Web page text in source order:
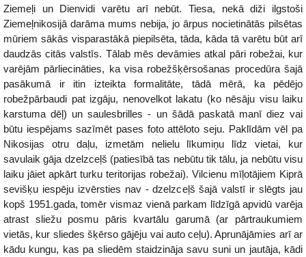
Ziemeļi un Dienvidi varētu arī nebūt. Tiesa, nekā diži ilgstoši
Ziemeļnikosijā darāma mums nebija, jo ārpus nocietinātās pilsētas
mūriem sākās visparastākā piepilsēta, tāda, kāda tā varētu būt arī
daudzās citās valstīs. Tālab mēs devāmies atkal pāri robežai, kur
varējām pārliecināties, ka visa robežšķērsošanas procedūra šajā
pasākumā ir itin izteikta formalitāte, tādā mērā, ka pēdējo
robežpārbaudi pat izgāju, nenovelkot lakatu (ko nēsāju visu laiku
karstuma dēļ) un saulesbrilles - un šādā paskatā manī diez vai
būtu iespējams sazīmēt pases foto attēloto seju. Paklīdām vēl pa
Nikosijas otru daļu, izmetām nelielu līkumiņu līdz vietai, kur
savulaik gāja dzelzceļš (patiesībā tas nebūtu tik tālu, ja nebūtu visu
laiku jāiet apkārt turku teritorijas robežai). Vilcienu mīļotājiem Kiprā
sevišķu iespēju izvērsties nav - dzelzceļš šajā valstī ir slēgts jau
kopš 1951.gada, tomēr vismaz vienā parkam līdzīgā apvidū varēja
atrast sliežu posmu pāris kvartālu garumā (ar pārtraukumiem
vietās, kur sliedes šķērso gājēju vai auto ceļu). Aprunājāmies arī ar
kādu kungu, kas pa sliedēm staidzināja savu suni un jautāja, kādi